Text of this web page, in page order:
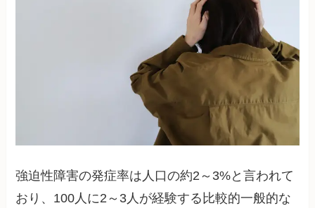
強迫性障害の発症率は人口の約2～3%と言われて
おり、100人に2～3人が経験する比較的一般的な